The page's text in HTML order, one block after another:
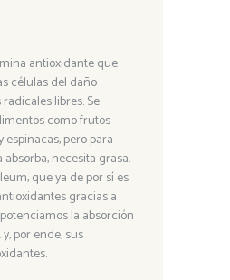
antioxidante que
células del daño
libres. Se
como frutos
espinacas, pero para
necesita grasa.
que ya de por sí es
gracias a
la absorción
por ende, sus